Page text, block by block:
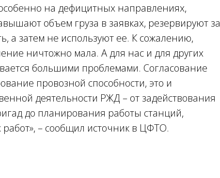
на дефицитных направлениях,
объем груза в заявках, резервируют за
а затем не используют ее. К сожалению,
ничтожно мала. А для нас и для других
большими проблемами. Согласование
провозной способности, это и
деятельности РЖД – от задействования
до планирования работы станций,
– сообщил источник в ЦФТО.